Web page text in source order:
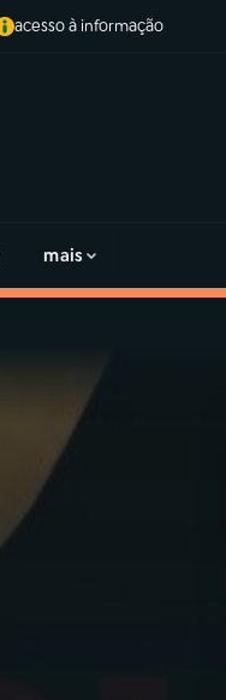
acesso à informação
mais